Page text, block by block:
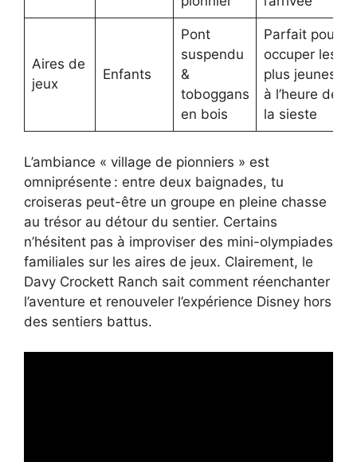
Aires de
jeux
Enfants
Pont
suspendu
&
toboggans
en bois
Parfait pour
occuper les
plus jeunes
à l’heure de
la sieste
L’ambiance « village de pionniers » est
omniprésente : entre deux baignades, tu
croiseras peut-être un groupe en pleine chasse
au trésor au détour du sentier. Certains
n’hésitent pas à improviser des mini-olympiades
familiales sur les aires de jeux. Clairement, le
Davy Crockett Ranch sait comment réenchanter
l’aventure et renouveler l’expérience Disney hors
des sentiers battus.